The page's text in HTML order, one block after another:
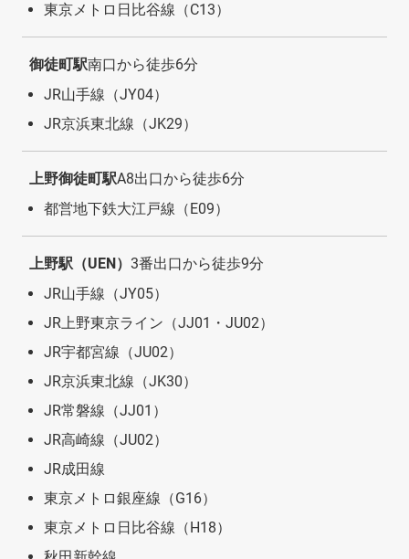
東京メトロ日比谷線（C13）
御徒町駅南口から徒歩6分
JR山手線（JY04）
JR京浜東北線（JK29）
上野御徒町駅A8出口から徒歩6分
都営地下鉄大江戸線（E09）
上野駅（UEN） 3番出口から徒歩9分
JR山手線（JY05）
JR上野東京ライン（JJ01・JU02）
JR宇都宮線（JU02）
JR京浜東北線（JK30）
JR常磐線（JJ01）
JR高崎線（JU02）
JR成田線
東京メトロ銀座線（G16）
東京メトロ日比谷線（H18）